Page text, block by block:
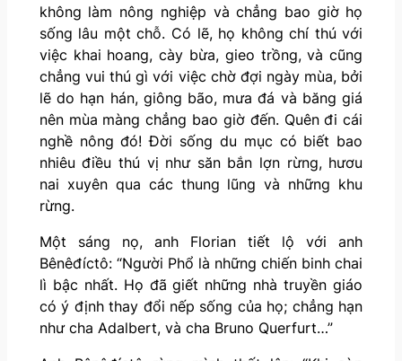
không làm nông nghiệp và chẳng bao giờ họ
sống lâu một chỗ. Có lẽ, họ không chí thú với
việc khai hoang, cày bừa, gieo trồng, và cũng
chẳng vui thú gì với việc chờ đợi ngày mùa, bởi
lẽ do hạn hán, giông bão, mưa đá và băng giá
nên mùa màng chẳng bao giờ đến. Quên đi cái
nghề nông đó! Đời sống du mục có biết bao
nhiêu điều thú vị như săn bắn lợn rừng, hươu
nai xuyên qua các thung lũng và những khu
rừng.
Một sáng nọ, anh Florian tiết lộ với anh
Bênêđíctô: “Người Phổ là những chiến binh chai
lì bậc nhất. Họ đã giết những nhà truyền giáo
có ý định thay đổi nếp sống của họ; chẳng hạn
như cha Adalbert, và cha Bruno Querfurt…”